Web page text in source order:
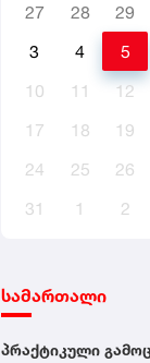
27 28 29
3
4 5
10
11 12
17
18 19
24
25 26
31
1 2
სამართალი
პრაქტიკული